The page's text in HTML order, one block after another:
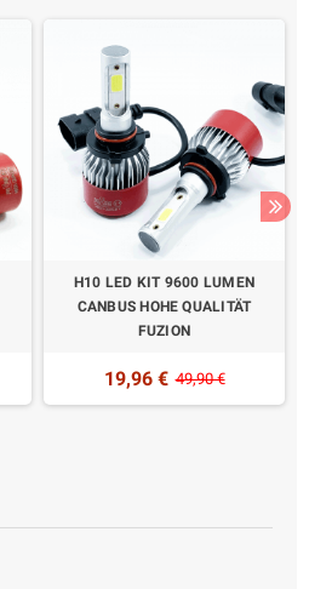
H10 LED KIT 9600 LUMEN
CANBUS HOHE QUALITÄT
FUZION
19,96 € 49,90 €